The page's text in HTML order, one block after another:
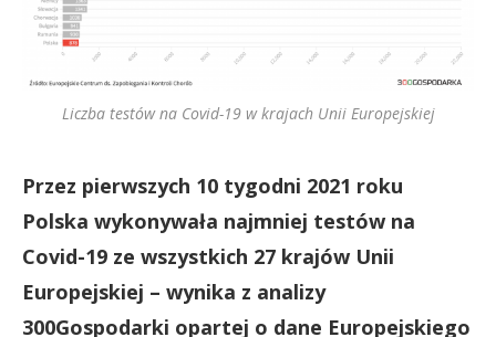
Liczba testów na Covid-19 w krajach Unii Europejskiej
Przez pierwszych 10 tygodni 2021 roku
Polska wykonywała najmniej testów na
Covid-19 ze wszystkich 27 krajów Unii
Europejskiej – wynika z analizy
300Gospodarki opartej o dane Europejskiego